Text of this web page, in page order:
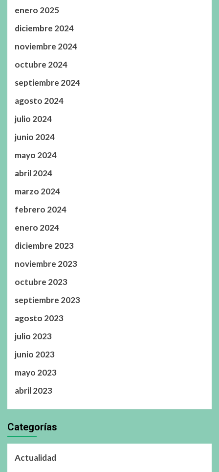
enero 2025
diciembre 2024
noviembre 2024
octubre 2024
septiembre 2024
agosto 2024
julio 2024
junio 2024
mayo 2024
abril 2024
marzo 2024
febrero 2024
enero 2024
diciembre 2023
noviembre 2023
octubre 2023
septiembre 2023
agosto 2023
julio 2023
junio 2023
mayo 2023
abril 2023
Categorías
Actualidad